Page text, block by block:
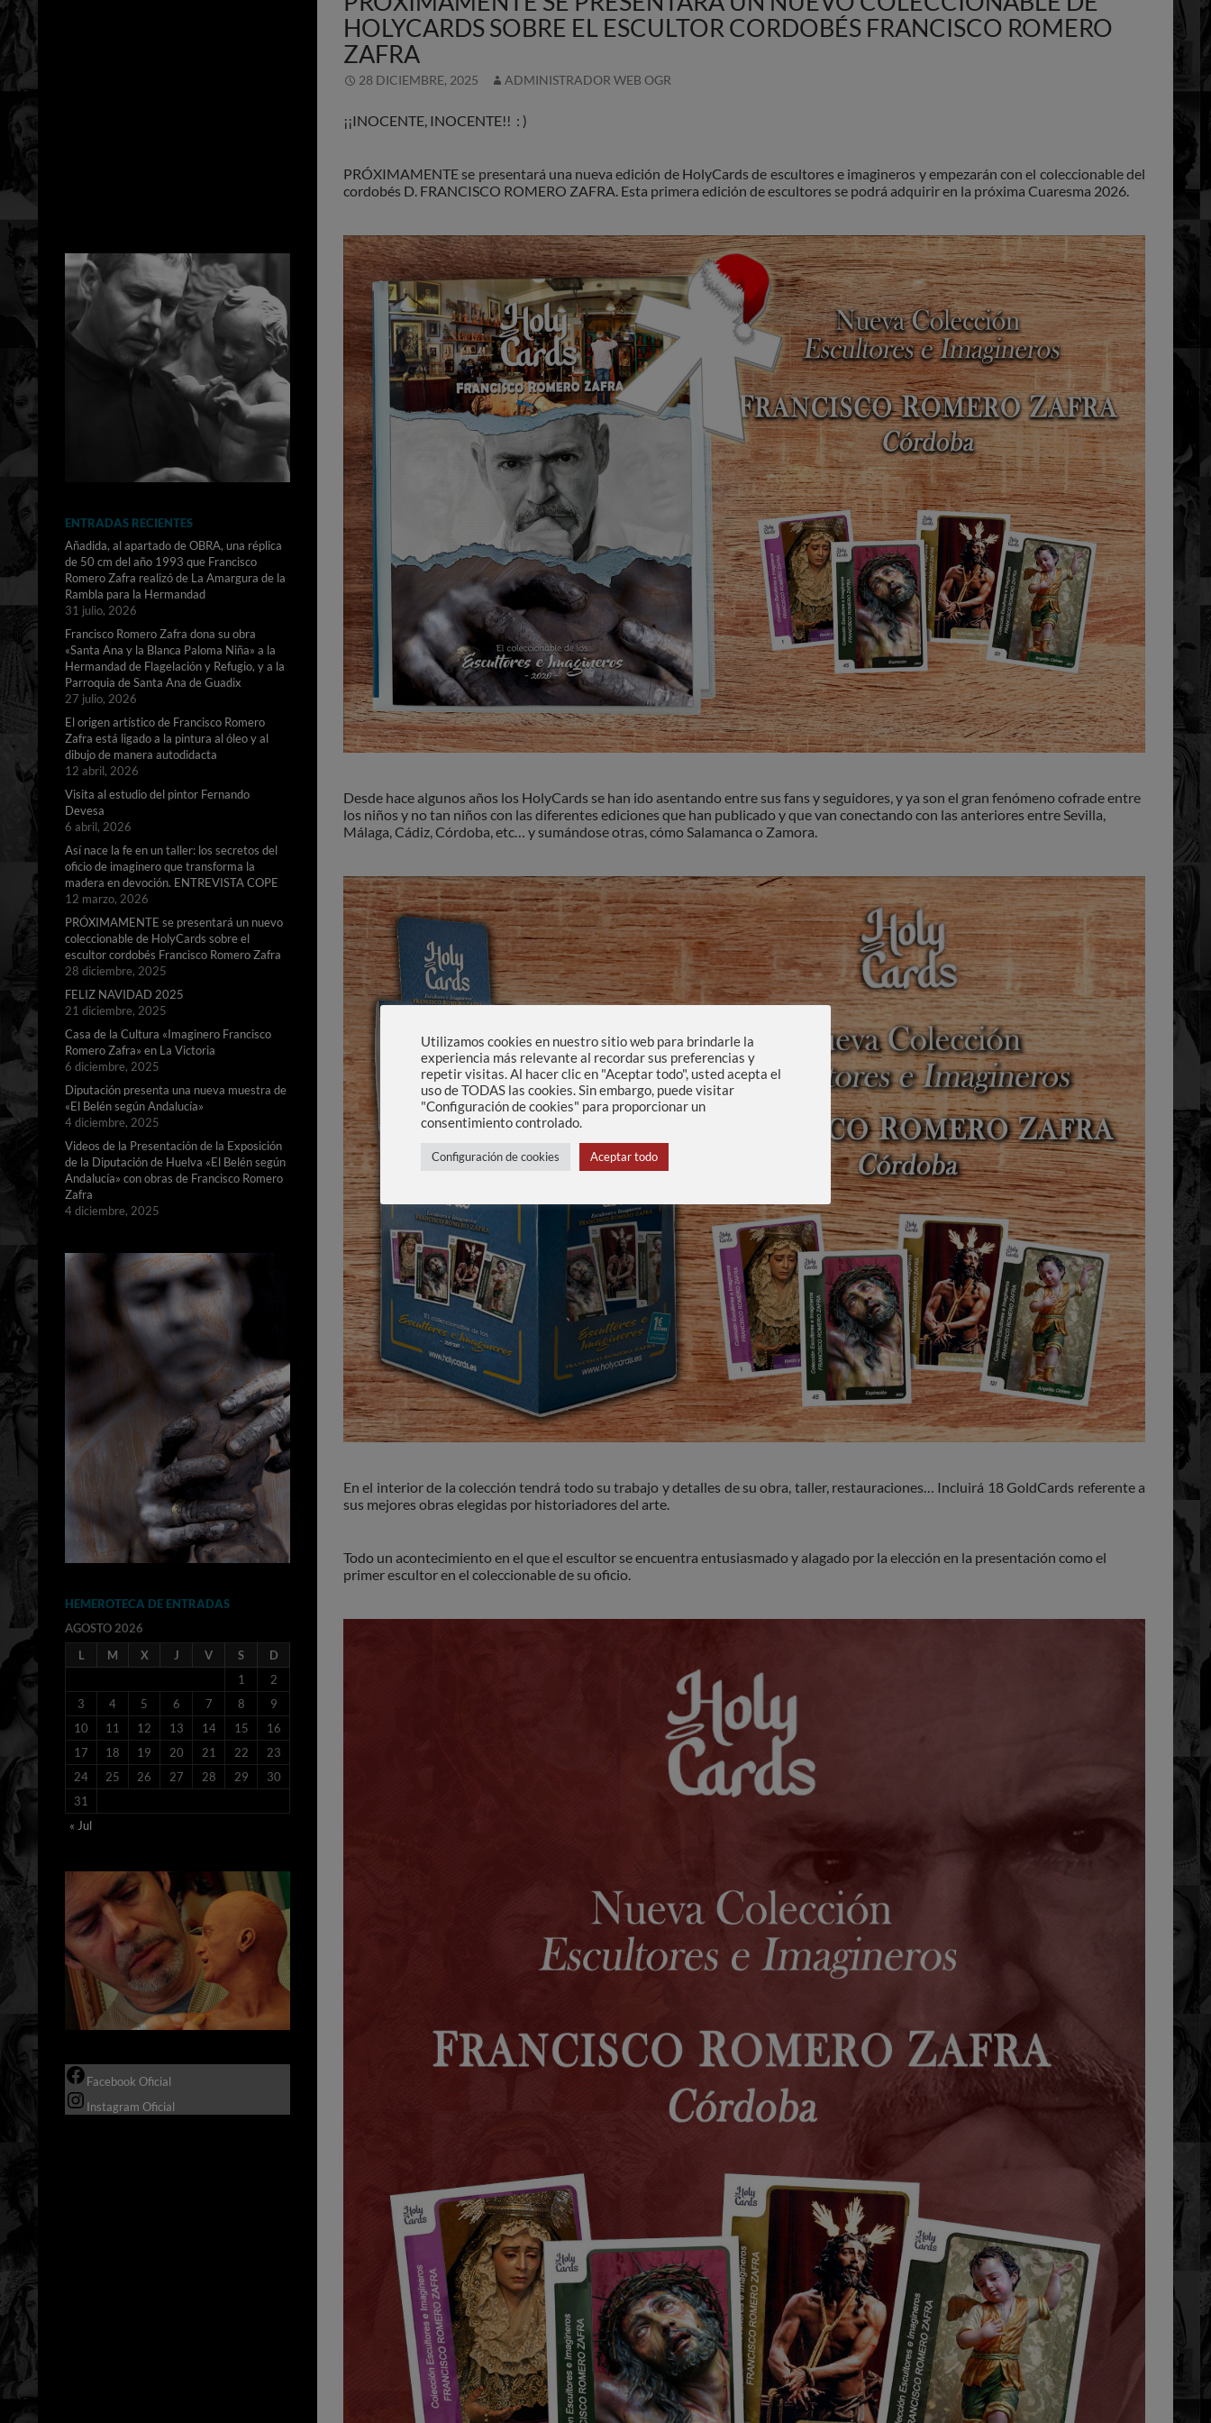
HOLYCARDS SOBRE EL ESCULTOR CORDOBÉS FRANCISCO ROMERO
ZAFRA
28 DICIEMBRE, 2025 ADMINISTRADOR WEB OGR
¡¡INOCENTE, INOCENTE!! : )
PRÓXIMAMENTE se presentará una nueva edición de HolyCards de escultores e imagineros y empezarán con el coleccionable del
cordobés D. FRANCISCO ROMERO ZAFRA. Esta primera edición de escultores se podrá adquirir en la próxima Cuaresma 2026.
Desde hace algunos años los HolyCards se han ido asentando entre sus fans y seguidores, y ya son el gran fenómeno cofrade entre
los niños y no tan niños con las diferentes ediciones que han publicado y que van conectando con las anteriores entre Sevilla,
Málaga, Cádiz, Córdoba, etc… y sumándose otras, cómo Salamanca o Zamora.
En el interior de la colección tendrá todo su trabajo y detalles de su obra, taller, restauraciones… Incluirá 18 GoldCards referente a
sus mejores obras elegidas por historiadores del arte.
Todo un acontecimiento en el que el escultor se encuentra entusiasmado y alagado por la elección en la presentación como el
primer escultor en el coleccionable de su oficio.
ENTRADAS RECIENTES
Añadida, al apartado de OBRA, una réplica
de 50 cm del año 1993 que Francisco
Romero Zafra realizó de La Amargura de la
Rambla para la Hermandad
31 julio, 2026
Francisco Romero Zafra dona su obra
«Santa Ana y la Blanca Paloma Niña» a la
Hermandad de Flagelación y Refugio, y a la
Parroquia de Santa Ana de Guadix
27 julio, 2026
El origen artístico de Francisco Romero
Zafra está ligado a la pintura al óleo y al
dibujo de manera autodidacta
12 abril, 2026
Visita al estudio del pintor Fernando
Devesa
6 abril, 2026
Así nace la fe en un taller: los secretos del
oficio de imaginero que transforma la
madera en devoción. ENTREVISTA COPE
12 marzo, 2026
PRÓXIMAMENTE se presentará un nuevo
coleccionable de HolyCards sobre el
escultor cordobés Francisco Romero Zafra
28 diciembre, 2025
FELIZ NAVIDAD 2025
21 diciembre, 2025
Casa de la Cultura «Imaginero Francisco
Romero Zafra» en La Victoria
6 diciembre, 2025
Diputación presenta una nueva muestra de
«El Belén según Andalucía»
4 diciembre, 2025
Videos de la Presentación de la Exposición
de la Diputación de Huelva «El Belén según
Andalucía» con obras de Francisco Romero
Zafra
4 diciembre, 2025
HEMEROTECA DE ENTRADAS
AGOSTO 2026
L
M X J V S
D
1
2
3
4 5 6 7 8
9
10
11 12 13 14 15
16
17
18 19 20 21 22
23
24
25 26 27 28 29
30
31
« Jul
Facebook Oficial
Instagram Oficial
Utilizamos cookies en nuestro sitio web para brindarle la
experiencia más relevante al recordar sus preferencias y
repetir visitas. Al hacer clic en "Aceptar todo", usted acepta el
uso de TODAS las cookies. Sin embargo, puede visitar
"Configuración de cookies" para proporcionar un
consentimiento controlado.
Configuración de cookies Aceptar todo